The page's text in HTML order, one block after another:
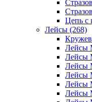
Цепь с
Лейсы (268)
Лейсы
Лейсы
Лейсы
Лейсы
Лейсы
Лейсы